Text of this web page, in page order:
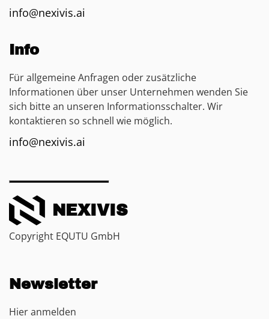
info@nexivis.ai
Info
Für allgemeine Anfragen oder zusätzliche
Informationen über unser Unternehmen wenden Sie
sich bitte an unseren Informationsschalter. Wir
kontaktieren so schnell wie möglich.
info@nexivis.ai
NEXIVIS
Copyright EQUTU GmbH
Newsletter
Hier anmelden